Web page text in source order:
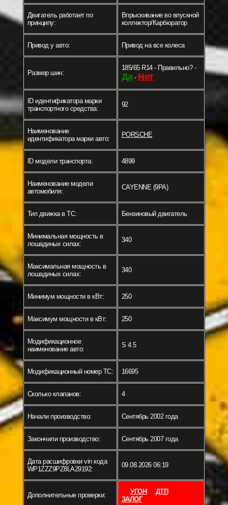
Двигатель работает по
принципу:
Впрыскивание во впускной
коллектор/Карбюратор
Привод у авто: Привод на все колеса
Размер шин:
185/65 R14 - Правильно? -
Да- Нет
ID идентификатора марки
транспортного средства:
92
Наименование
идентификатора марки авто:
PORSCHE
ID модели транспорта: 4899
Наименование модели
автомобиля:
CAYENNE (9PA)
Тип движка в ТС: Бензиновый двигатель
Минимальная мощность в
лошадиных силах:
340
Максимальная мощность в
лошадиных силах:
340
Минимум мощности в кВт: 250
Максимум мощности в кВт: 250
Модификационное
наименование авто:
S 4.5
Модификационный номер ТС: 16695
Сколько клапанов: 4
Начали производство: Сентябрь 2002 года
Закончили производство: Сентябрь 2007 года
Дата расшифровки vin кода
WP1ZZZ9PZ8LA29192:
09.08.2026 06:19
Дополнительные проверки: УГОН
ДТП
ЗАЛОГ